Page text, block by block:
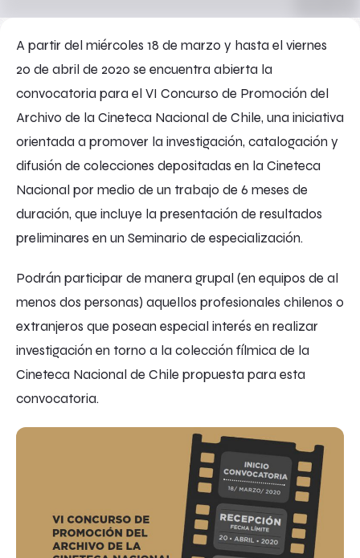
A partir del miércoles 18 de marzo y hasta el viernes
20 de abril de 2020 se encuentra abierta la
convocatoria para el VI Concurso de Promoción del
Archivo de la Cineteca Nacional de Chile, una iniciativa
orientada a promover la investigación, catalogación y
difusión de colecciones depositadas en la Cineteca
Nacional por medio de un trabajo de 6 meses de
duración, que incluye la presentación de resultados
preliminares en un Seminario de especialización.
Podrán participar de manera grupal (en equipos de al
menos dos personas) aquellos profesionales chilenos o
extranjeros que posean especial interés en realizar
investigación en torno a la colección fílmica de la
Cine­teca Nacional de Chile propuesta para esta
convocatoria.